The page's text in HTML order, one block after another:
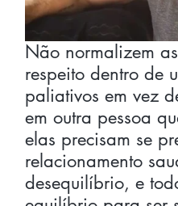
Não normalizem
respeito dentro de
paliativos em vez
em outra pessoa
elas precisam se
relacionamento
desequilíbrio, e